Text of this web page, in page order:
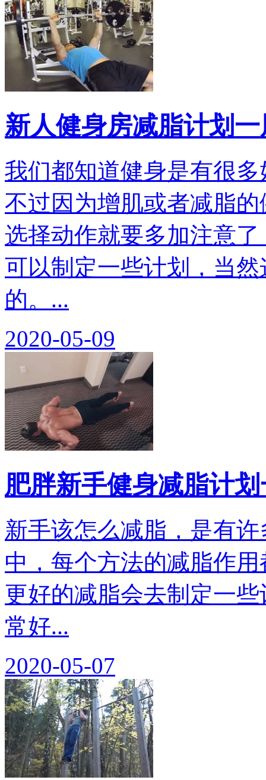
新人健身房减脂计划
我们都知道健身是有很
不过因为增肌或者减脂
选择动作就要多加注意
可以制定一些计划，当
的。...
2020-05-09
肥胖新手健身减脂计
新手该怎么减脂，是有
中，每个方法的减脂作
更好的减脂会去制定一
常好...
2020-05-07